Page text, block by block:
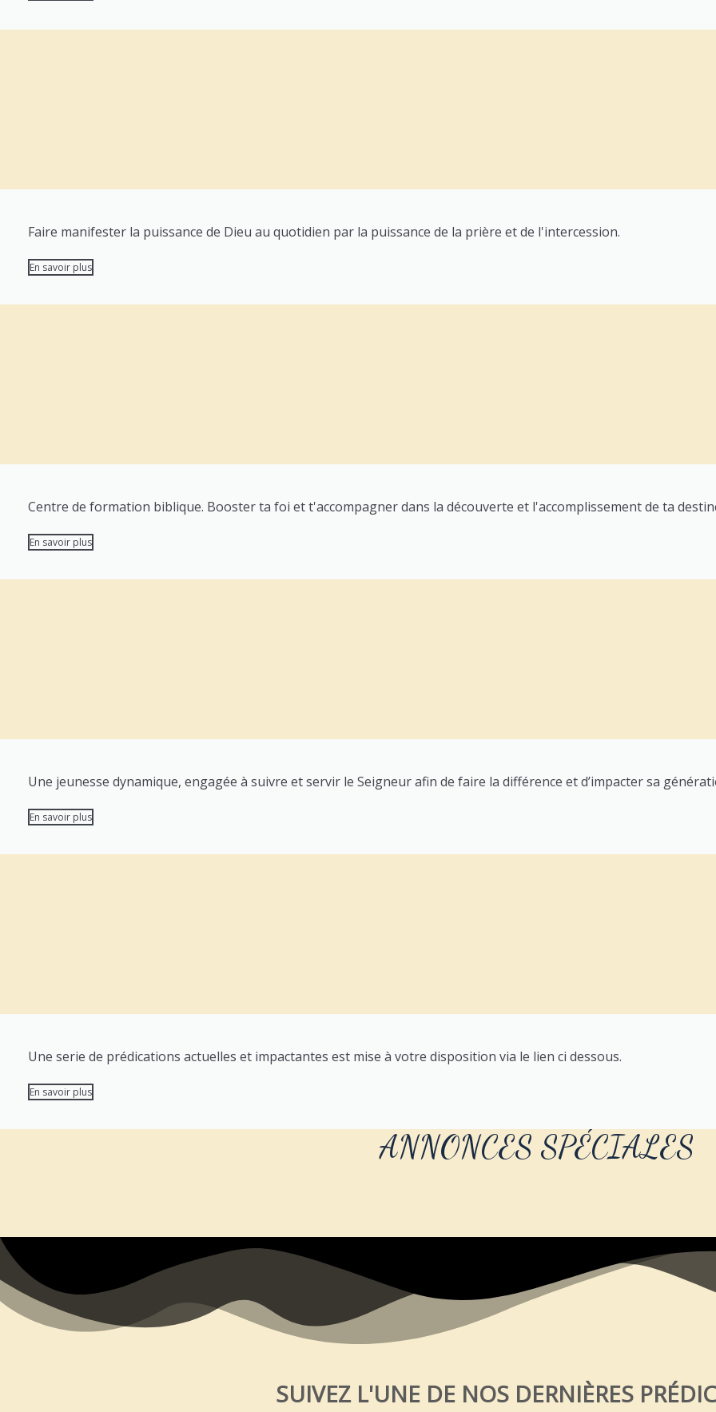
Faire manifester la puissance de Dieu au quotidien par la puissance de la prière et de l'intercession.
En savoir plus
Centre de formation biblique. Booster ta foi et t'accompagner dans la découverte et l'accomplissement de ta
En savoir plus
Une jeunesse dynamique, engagée à suivre et servir le Seigneur afin de faire la différence et d’impacter sa
En savoir plus
Une serie de prédications actuelles et impactantes est mise à votre disposition via le lien ci dessous.
En savoir plus
ANNONCES SPÉCIALES
SUIVEZ L'UNE DE NOS DERNIÈRES